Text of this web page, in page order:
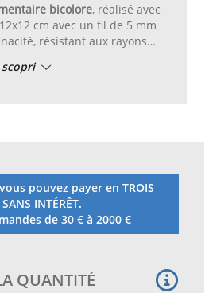
bicolore, réalisé avec
cm avec un fil de 5 mm
résistant aux rayons
cm avec fil de 5 mm,
scopri
pouvez payer en TROIS
INTÉRÊT.
de 30 € à 2000 €
QUANTITÉ